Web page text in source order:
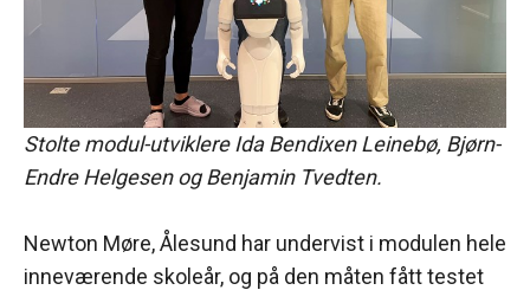
Stolte modul-utviklere Ida Bendixen Leinebø, Bjørn-
Endre Helgesen ogBenjamin Tvedten.
Newton Møre, Ålesund har undervist i modulen hele
inneværende skoleår, og på den måten fått testet